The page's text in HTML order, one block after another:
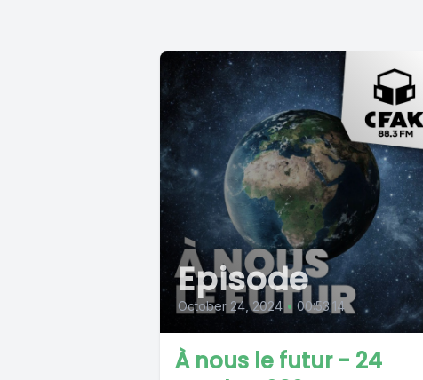
Episode
October 24, 2024 • 00:53:14
À nous le futur - 24